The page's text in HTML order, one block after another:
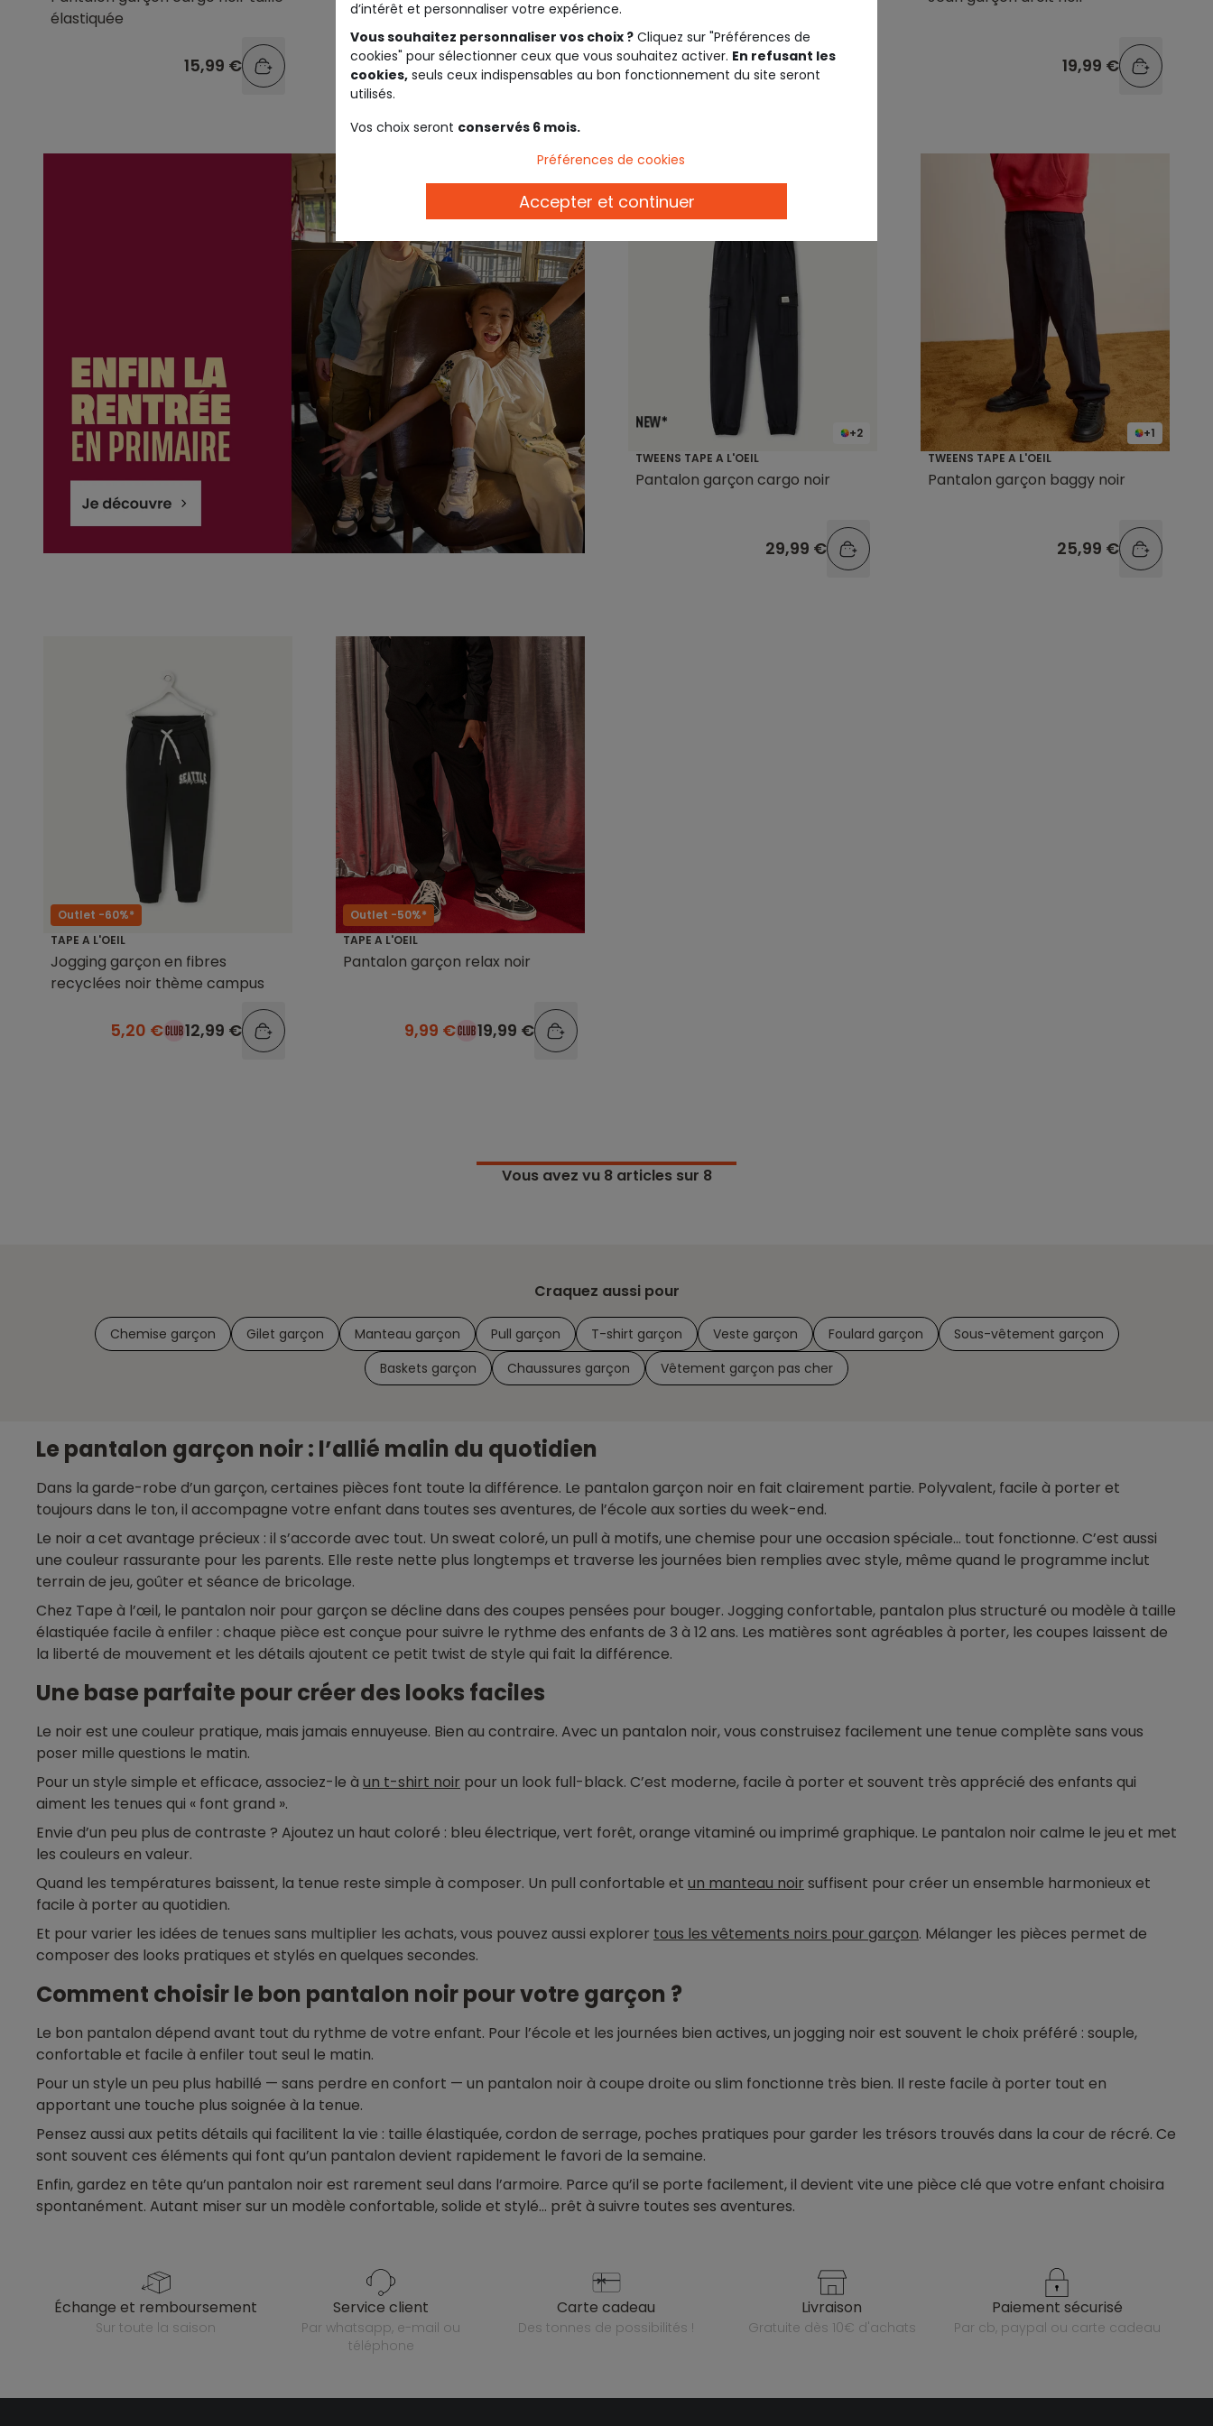
élastiquée
15,99 € 15,99 € 19,99 € 19,99 €
+2
TWEENS TAPE A L'OEIL
Pantalon garçon cargo noir
29,99 €
+1
TWEENS TAPE A L'OEIL
Pantalon garçon baggy noir
25,99 €
Outlet -60%*
TAPE A L'OEIL
Jogging garçon en fibres
recyclées noir thème campus
5,20 € 12,99 €
Outlet -50%*
TAPE A L'OEIL
Pantalon garçon relax noir
9,99 € 19,99 €
Vous avez vu 8articles sur 8
Craquez aussi pour
Chemise garçon Gilet garçon Manteau garçon Pull garçon T-shirt garçon Veste garçon Foulard garçon
Sous-vêtement garçon
Baskets garçon
Chaussures garçon Vêtement garçon pas cher
Le pantalon garçon noir : l’allié malin du quotidien
Dans la garde-robe d’un garçon, certaines pièces font toute la différence. Le pantalon garçon noir en fait clairement partie. Polyvalent, facile à porter et
toujours dans le ton, il accompagne votre enfant dans toutes ses aventures, de l’école aux sorties du week-end.
Le noir a cet avantage précieux : il s’accorde avec tout. Un sweat coloré, un pull à motifs, une chemise pour une occasion spéciale… tout fonctionne. C’est aussi
une couleur rassurante pour les parents. Elle reste nette plus longtemps et traverse les journées bien remplies avec style, même quand le programme inclut
terrain de jeu, goûter et séance de bricolage.
Chez Tape à l’œil, le pantalon noir pour garçon se décline dans des coupes pensées pour bouger. Jogging confortable, pantalon plus structuré ou modèle à taille
élastiquée facile à enfiler : chaque pièce est conçue pour suivre le rythme des enfants de 3 à 12 ans. Les matières sont agréables à porter, les coupes laissent de
la liberté de mouvement et les détails ajoutent ce petit twist de style qui fait la différence.
Une base parfaite pour créer des looks faciles
Le noir est une couleur pratique, mais jamais ennuyeuse. Bien au contraire. Avec un pantalon noir, vous construisez facilement une tenue complète sans vous
poser mille questions le matin.
Pour un style simple et efficace, associez-le à un t-shirt noir pour un look full-black. C’est moderne, facile à porter et souvent très apprécié des enfants qui
aiment les tenues qui « font grand ».
Envie d’un peu plus de contraste ? Ajoutez un haut coloré : bleu électrique, vert forêt, orange vitaminé ou imprimé graphique. Le pantalon noir calme le jeu et met
les couleurs en valeur.
Quand les températures baissent, la tenue reste simple à composer. Un pull confortable et un manteau noir suffisent pour créer un ensemble harmonieux et
facile à porter au quotidien.
Et pour varier les idées de tenues sans multiplier les achats, vous pouvez aussi explorer tous les vêtements noirs pour garçon. Mélanger les pièces permet de
composer des looks pratiques et stylés en quelques secondes.
Comment choisir le bon pantalon noir pour votre garçon ?
Le bon pantalon dépend avant tout du rythme de votre enfant. Pour l’école et les journées bien actives, un jogging noir est souvent le choix préféré : souple,
confortable et facile à enfiler tout seul le matin.
Pour un style un peu plus habillé — sans perdre en confort — un pantalon noir à coupe droite ou slim fonctionne très bien. Il reste facile à porter tout en
apportant une touche plus soignée à la tenue.
Pensez aussi aux petits détails qui facilitent la vie : taille élastiquée, cordon de serrage, poches pratiques pour garder les trésors trouvés dans la cour de récré. Ce
sont souvent ces éléments qui font qu’un pantalon devient rapidement le favori de la semaine.
Enfin, gardez en tête qu’un pantalon noir est rarement seul dans l’armoire. Parce qu’il se porte facilement, il devient vite une pièce clé que votre enfant choisira
spontanément. Autant miser sur un modèle confortable, solide et stylé… prêt à suivre toutes ses aventures.
échange et remboursement
sur toute la saison
service client
par whatsapp, e-mail ou
téléphone
carte cadeau
des tonnes de possibilités !
livraison
gratuite dès 10€ d'achats
paiement sécurisé
par cb, paypal ou carte cadeau
d’intérêt et personnaliser votre expérience.
Vous souhaitez personnaliser vos choix ? Cliquez sur "Préférences de
cookies" pour sélectionner ceux que vous souhaitez activer. En refusant les
cookies, seuls ceux indispensables au bon fonctionnement du site seront
utilisés.
Vos choix seront conservés 6 mois.
Préférences de cookies
Accepter et continuer